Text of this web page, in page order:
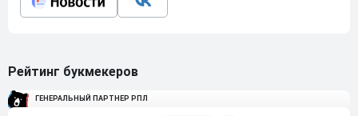
Рейтинг букмекеров
ГЕНЕРАЛЬНЫЙ ПАРТНЕР РПЛ